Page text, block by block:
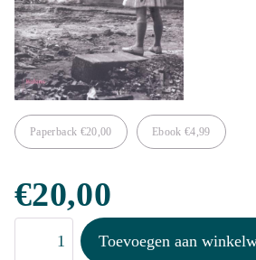
Paperback €20,00 Ebook €4,99
€20,00
Toevoegen aan